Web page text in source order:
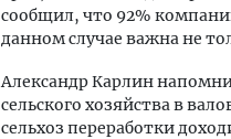
сообщил, что 92%
данном случае важна не
Александр Карлин
сельского хозяйства в
сельхоз переработки